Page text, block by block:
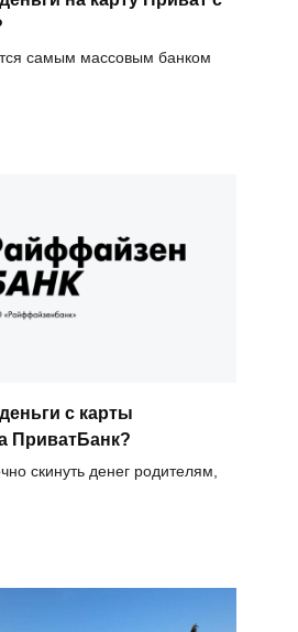
самым массовым банком
с карты
ПриватБанк?
скинуть денег родителям,